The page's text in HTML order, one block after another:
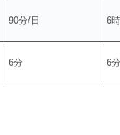
90分/日 6
6分 6分